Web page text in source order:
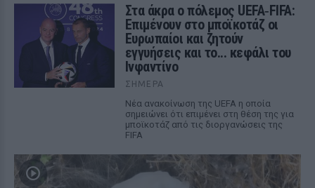
Στα άκρα ο πόλεμος UEFA‑FIFA:
Επιμένουν στο μποϊκοτάζ οι
Ευρωπαίοι και ζητούν
εγγυήσεις και το... κεφάλι του
Ινφαντίνο
ΣΉΜΕΡΑ
Νέα ανακοίνωση της UEFA η οποία
σημειώνει ότι επιμένει στη θέση της για
μποϊκοτάζ από τις διοργανώσεις της
FIFA